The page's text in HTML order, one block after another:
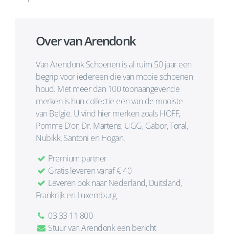
Over van Arendonk
Van Arendonk Schoenen is al ruim 50 jaar een
begrip voor iedereen die van mooie schoenen
houd. Met meer dan 100 toonaangevende
merken is hun collectie een van de mooiste
van België. U vind hier merken zoals HOFF,
Pomme D'or, Dr. Martens, UGG, Gabor, Toral,
Nubikk, Santoni en Hogan.
Premium partner
Gratis leveren vanaf € 40
Leveren ook naar Nederland, Duitsland,
Frankrijk en Luxemburg
03 33 11 800
Stuur van Arendonk een bericht